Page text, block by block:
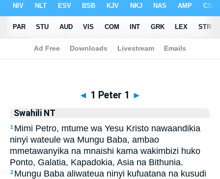
Biblia >Swahili NT > 1 Peter 1
◄ 1 Peter 1 ►
Swahili NT
1 Mimi Petro, mtume wa Yesu Kristo nawaandikia
ninyi wateule wa Mungu Baba, ambao
mmetawanyika na mnaishi kama wakimbizi huko
Ponto, Galatia, Kapadokia, Asia na Bithunia.
2 Mungu Baba aliwateua ninyi kufuatana na kusudi